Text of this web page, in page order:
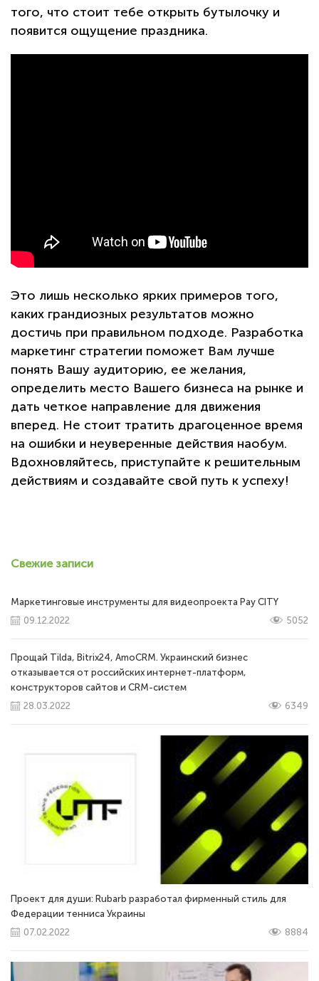
того, что стоит тебе открыть бутылочку и
появится ощущение праздника.
Это лишь несколько ярких примеров того,
каких грандиозных результатов можно
достичь при правильном подходе. Разработка
маркетинг стратегии поможет Вам лучше
понять Вашу аудиторию, ее желания,
определить место Вашего бизнеса на рынке и
дать четкое направление для движения
вперед. Не стоит тратить драгоценное время
на ошибки и неуверенные действия наобум.
Вдохновляйтесь, приступайте к решительным
действиям и создавайте свой путь к успеху!
Свежие записи
Маркетинговые инструменты для видеопроекта Pay CITY
09.12.2022
5052
Прощай Tilda, Bitrix24, AmoCRM. Украинский бизнес
отказывается от российских интернет-платформ,
конструкторов сайтов и CRM-систем
28.03.2022
6349
Проект для души: Rubarb разработал фирменный стиль для
Федерации тенниса Украины
07.02.2022
8884